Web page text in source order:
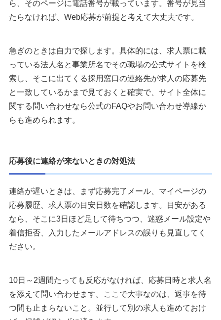
ら、そのページに電話番号が載っています。番号が見当
たらなければ、Web応募が前提と考えて大丈夫です。
急ぎのときは自力で探します。具体的には、求人票に載
っている法人名と事業所名でその職場の公式サイトを検
索し、そこに出てくる採用窓口の連絡先が求人の応募先
と一致しているかまで見ておくと確実で、サイト全体に
関する問い合わせなら公式のFAQやお問い合わせ導線か
らも進められます。
応募後に連絡が来ないときの対処法
連絡が遅いときは、まず応募完了メール、マイページの
応募履歴、求人票の目安日数を確認します。目安がある
なら、そこに3日ほど足して待ちつつ、迷惑メール設定や
着信拒否、入力したメールアドレスの誤りも見直してく
ださい。
10日～2週間たっても反応がなければ、応募日時と求人名
を添えて問い合わせます。ここで大事なのは、返事を待
つ間も止まらないこと。並行して別の求人も進めておけ